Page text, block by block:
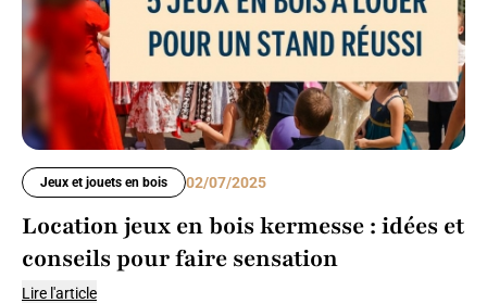
Jeux et jouets en bois 02/07/2025
Location jeux en bois kermesse : idées et
conseils pour faire sensation
Lire l'article